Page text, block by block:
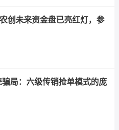
创未来资金盘已亮红灯，参
局：六级传销抢单模式的庞